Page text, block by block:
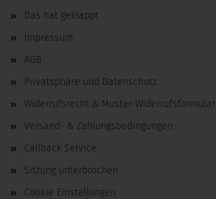
Das hat geklappt
Impressum
AGB
Privatsphäre und Datenschutz
Widerrufsrecht & Muster-Widerrufsformular
Versand- & Zahlungsbedingungen
Callback Service
Sitzung unterbrochen
Cookie Einstellungen